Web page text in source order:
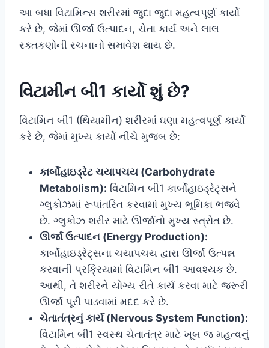
આ બધા વિટામિન્સ શરીરમાં જુદા જુદા મહત્વપૂર્ણ કાર્યો
કરે છે, જેમાં ઊર્જા ઉત્પાદન, ચેતા કાર્ય અને લાલ
રક્તકણોની રચનાનો સમાવેશ થાય છે.
વિટામીન બી1 કાર્યો શું છે?
વિટામિન બી1 (થિયામીન) શરીરમાં ઘણા મહત્વપૂર્ણ કાર્યો
કરે છે, જેમાં મુખ્ય કાર્યો નીચે મુજબ છે:
કાર્બોહાઇડ્રેટ ચયાપચય (Carbohydrate
Metabolism): વિટામિન બી1 કાર્બોહાઇડ્રેટ્સને
ગ્લુકોઝમાં રૂપાંતરિત કરવામાં મુખ્ય ભૂમિકા ભજવે
છે. ગ્લુકોઝ શરીર માટે ઊર્જાનો મુખ્ય સ્ત્રોત છે.
ઊર્જા ઉત્પાદન (Energy Production):
કાર્બોહાઇડ્રેટ્સના ચયાપચય દ્વારા ઊર્જા ઉત્પન્ન
કરવાની પ્રક્રિયામાં વિટામિન બી1 આવશ્યક છે.
આથી, તે શરીરને યોગ્ય રીતે કાર્ય કરવા માટે જરૂરી
ઊર્જા પૂરી પાડવામાં મદદ કરે છે.
ચેતાતંત્રનું કાર્ય (Nervous System Function):
વિટામિન બી1 સ્વસ્થ ચેતાતંત્ર માટે ખૂબ જ મહત્વનું